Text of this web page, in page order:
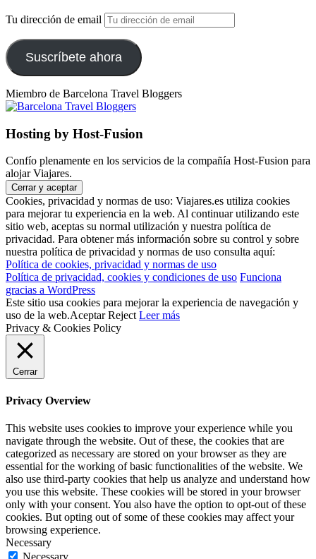
Tu dirección de email
Suscríbete ahora
Miembro de Barcelona Travel Bloggers
Hosting by Host-Fusion
Confío plenamente en los servicios de la compañía Host-Fusion para
alojar Viajares.
Cookies, privacidad y normas de uso: Viajares.es utiliza cookies
para mejorar tu experiencia en la web. Al continuar utilizando este
sitio web, aceptas su normal utilización y nuestra política de
privacidad. Para obtener más información sobre su control y sobre
nuestra política de privacidad y normas de uso consulta aquí:
Política de cookies, privacidad y normas de uso
Política de privacidad, cookies y condiciones de uso Funciona
gracias a WordPress
Este sitio usa cookies para mejorar la experiencia de navegación y
uso de la web.Aceptar Reject Leer más
Privacy & Cookies Policy
Cerrar
Privacy Overview
This website uses cookies to improve your experience while you
navigate through the website. Out of these, the cookies that are
categorized as necessary are stored on your browser as they are
essential for the working of basic functionalities of the website. We
also use third-party cookies that help us analyze and understand how
you use this website. These cookies will be stored in your browser
only with your consent. You also have the option to opt-out of these
cookies. But opting out of some of these cookies may affect your
browsing experience.
Necessary
Necessary